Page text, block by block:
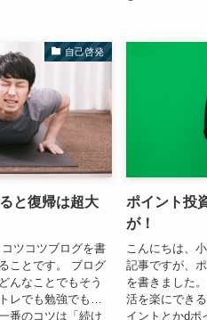
自己啓発
と復帰は超大
ツコツブログを書
ことです。 ブログ
んなことでもそう
レでも勉強でも…
番のコツは「続け
ポイント投
が！
こんにちは、
記事ですが、
を書きました
活を楽にでき
イントとかdポ